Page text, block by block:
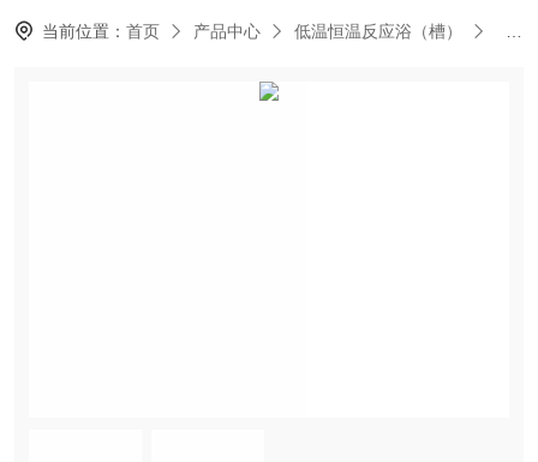
当前位置：首页 产品中心 低温恒温反应浴（槽）